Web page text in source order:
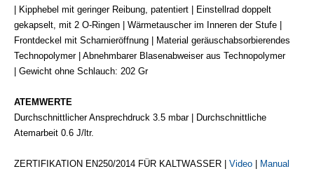
| Kipphebel mit geringer Reibung, patentiert | Einstellrad doppelt
gekapselt, mit 2 O-Ringen | Wärmetauscher im Inneren der Stufe |
Frontdeckel mit Scharnieröffnung | Material geräuschabsorbierendes
Technopolymer | Abnehmbarer Blasenabweiser aus Technopolymer
| Gewicht ohne Schlauch: 202 Gr
ATEMWERTE
Durchschnittlicher Ansprechdruck 3.5 mbar | Durchschnittliche
Atemarbeit 0.6 J/ltr.
ZERTIFIKATION EN250/2014 FÜR KALTWASSER | Video| Manual